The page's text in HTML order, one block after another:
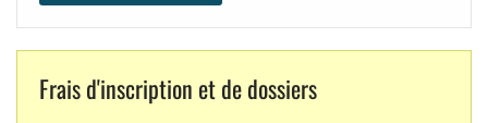
Frais d'inscription et de dossiers